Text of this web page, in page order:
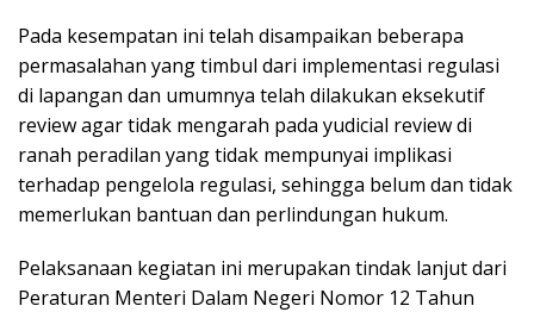
Pada kesempatan ini telah disampaikan beberapa
permasalahan yang timbul dari implementasi regulasi
di lapangan dan umumnya telah dilakukan eksekutif
review agar tidak mengarah pada yudicial review di
ranah peradilan yang tidak mempunyai implikasi
terhadap pengelola regulasi, sehingga belum dan tidak
memerlukan bantuan dan perlindungan hukum.
Pelaksanaan kegiatan ini merupakan tindak lanjut dari
Peraturan Menteri Dalam Negeri Nomor 12 Tahun